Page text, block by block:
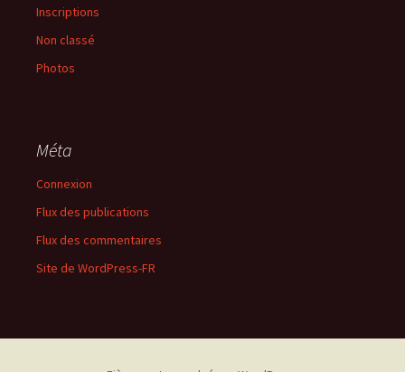
Inscriptions
Non classé
Photos
Méta
Connexion
Flux des publications
Flux des commentaires
Site de WordPress-FR